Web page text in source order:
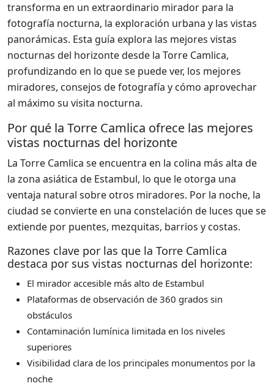
transforma en un extraordinario mirador para la
fotografía nocturna, la exploración urbana y las vistas
panorámicas. Esta guía explora las mejores vistas
nocturnas del horizonte desde la Torre Camlica,
profundizando en lo que se puede ver, los mejores
miradores, consejos de fotografía y cómo aprovechar
al máximo su visita nocturna.
Por qué la Torre Camlica ofrece las mejores
vistas nocturnas del horizonte
La Torre Camlica se encuentra en la colina más alta de
la zona asiática de Estambul, lo que le otorga una
ventaja natural sobre otros miradores. Por la noche, la
ciudad se convierte en una constelación de luces que se
extiende por puentes, mezquitas, barrios y costas.
Razones clave por las que la Torre Camlica
destaca por sus vistas nocturnas del horizonte:
El mirador accesible más alto de Estambul
Plataformas de observación de 360 ​​grados sin
obstáculos
Contaminación lumínica limitada en los niveles
superiores
Visibilidad clara de los principales monumentos por la
noche